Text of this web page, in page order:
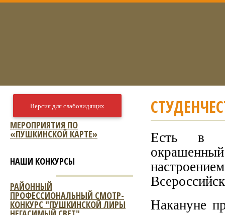
Есть в
Накануне
Версия для слабовидящих
МЕРОПРИЯТИЯ ПО
«ПУШКИНСКОЙ КАРТЕ»
НАШИ КОНКУРСЫ
РАЙОННЫЙ
ПРОФЕССИОНАЛЬНЫЙ СМОТР-
КОНКУРС "ПУШКИНСКОЙ ЛИРЫ